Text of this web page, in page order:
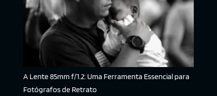
A Lente 85mm f/1.2: Uma Ferramenta Essencial para
Fotógrafos de Retrato